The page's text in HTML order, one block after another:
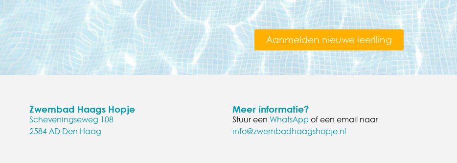
Aanmelden nieuwe leerlling
Zwembad Haags Hopje
Scheveningseweg 108
2584 AD Den Haag
Meer informatie?
Stuur een WhatsAppof een email naar
info@zwembadhaagshopje.nl